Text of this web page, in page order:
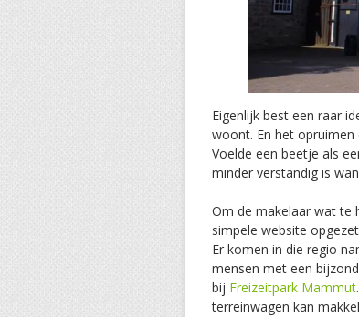
Eigenlijk best een raar
woont. En het opruimen
Voelde een beetje als
minder verstandig is
Om de makelaar wat te
simpele website
Er komen in die regio
mensen met een
bij Freizeitpark Mammut
terreinwagen kan